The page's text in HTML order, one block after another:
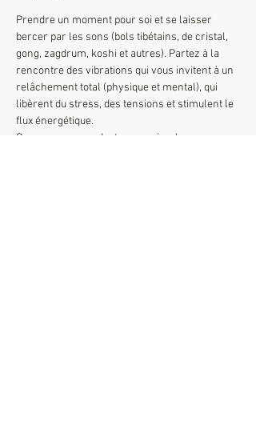
Prendre un moment pour soi et se laisser
bercer par les sons (bols tibétains, de cristal,
gong, zagdrum, koshi et autres). Partez à la
rencontre des vibrations qui vous invitent à un
relâchement total (physique et mental), qui
libèrent du stress, des tensions et stimulent le
flux énergétique.
Que vous soyez adepte ou novice, les sons